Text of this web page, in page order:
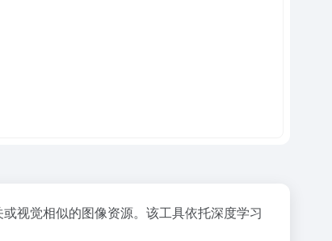
视觉相似的图像资源。该工具依托深度学习